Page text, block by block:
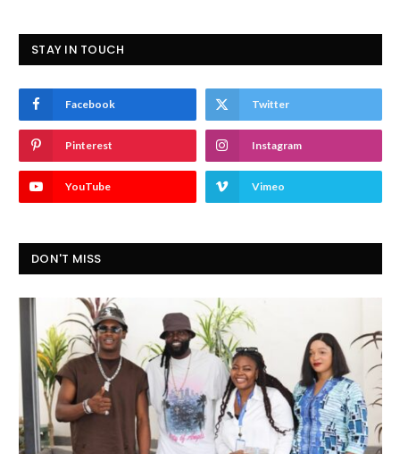
STAY IN TOUCH
Facebook Twitter
Pinterest Instagram
YouTube Vimeo
DON'T MISS